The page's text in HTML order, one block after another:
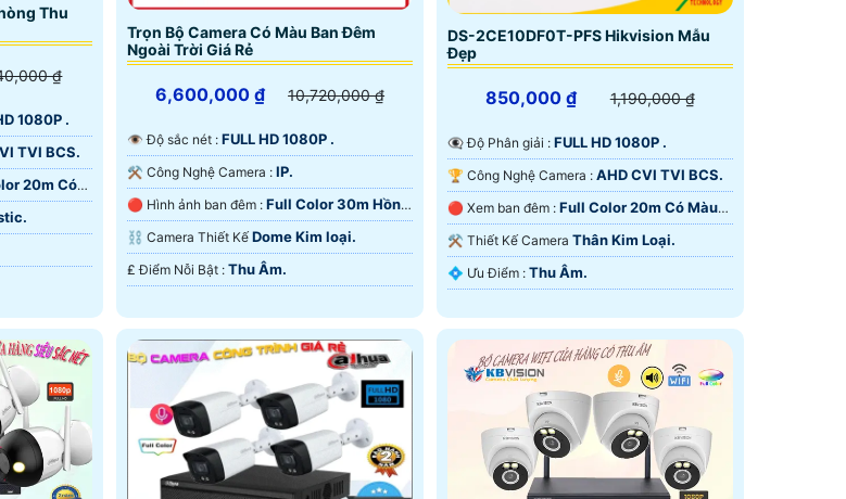
Thu
₫
1080P .
TVI BCS.
20m Có
Trọn Bộ Camera Có Màu Ban Đêm
Ngoài Trời Giá Rẻ
6,600,000 ₫ 10,720,000 ₫
👁 Độ sắc nét : FULL HD 1080P .
⚒ Công Nghệ Camera : IP.
🔴 Hình ảnh ban đêm : Full Color 30m Hồng
Ngoại SMD.
⛓ Camera Thiết Kế Dome Kim loại.
️₤ Điểm Nỗi Bật : Thu Âm.
DS-2CE10DF0T-PFS Hikvision Mẫu
Đẹp
850,000 ₫ 1,190,000 ₫
👁️‍🗨 Độ Phân giải : FULL HD 1080P .
🏆 Công Nghệ Camera : AHD CVI TVI BCS.
🔴 Xem ban đêm : Full Color 20m Có Màu
Ban Đêm.
⚒ Thiết Kế Camera Thân Kim Loại.
️💠 Ưu Điểm : Thu Âm.